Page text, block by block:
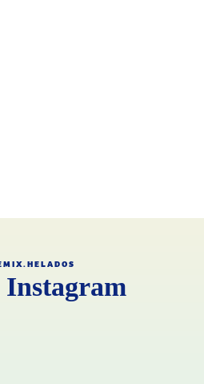
Instagram